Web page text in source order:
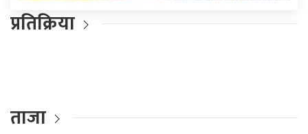
प्रतिक्रिया
ताजा